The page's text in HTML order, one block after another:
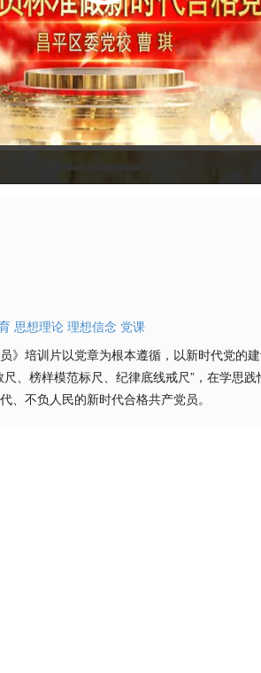
思想理论 理想信念 党课
》培训片以党章为根本遵循，以新时代党
、榜样模范标尺、纪律底线戒尺”，在学思
、不负人民的新时代合格共产党员。